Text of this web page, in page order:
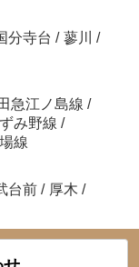
分寺台 / 蓼川 /
急江ノ島線 /
み野線 /
線
台前 / 厚木 /